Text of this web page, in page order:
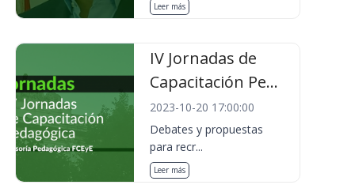
Leer más
IV Jornadas de
Capacitación Pe...
2023-10-20 17:00:00
Debates y propuestas
para recr...
Leer más